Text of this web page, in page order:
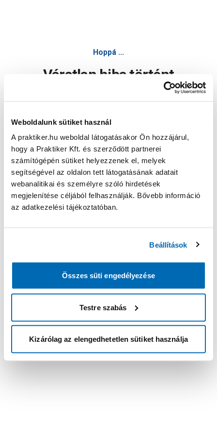
Weboldalunk sütiket használ
A praktiker.hu weboldal látogatásakor Ön hozzájárul,
hogy a Praktiker Kft. és szerződött partnerei
számítógépén sütiket helyezzenek el, melyek
segítségével az oldalon tett látogatásának adatait
webanalitikai és személyre szóló hirdetések
megjelenítése céljából felhasználják. Bővebb információ
az adatkezelési tájékoztatóban.
Beállítások
Összes süti engedélyezése
Testre szabás
Kizárólag az elengedhetetlen sütiket használja
Hoppá ...
Váratlan hiba történt
Oldal újratöltése